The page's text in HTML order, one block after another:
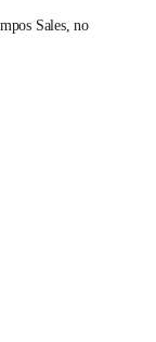
Sales, no